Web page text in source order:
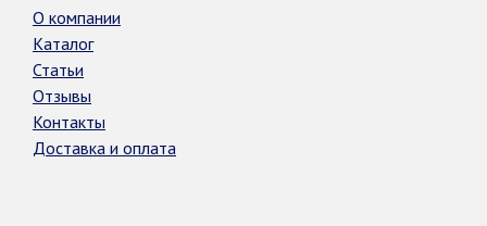
О компании
Каталог
Статьи
Отзывы
Контакты
Доставка и оплата